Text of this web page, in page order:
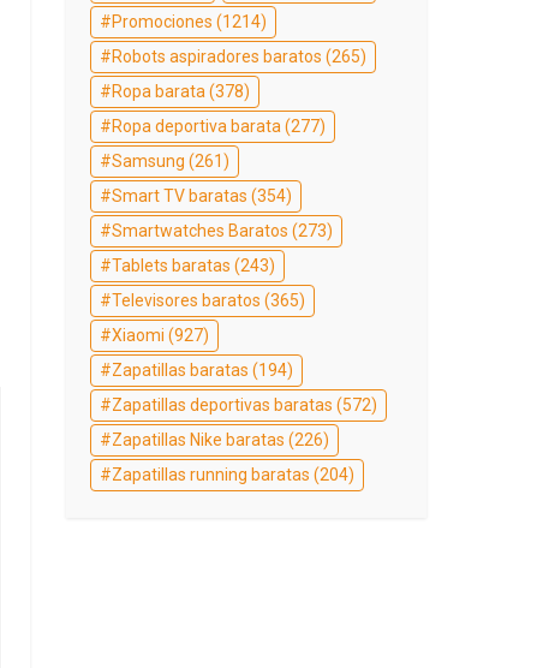
Promociones (1214)
Robots aspiradores baratos (265)
Ropa barata (378)
Ropa deportiva barata (277)
Samsung (261)
Smart TV baratas (354)
Smartwatches Baratos (273)
Tablets baratas (243)
Televisores baratos (365)
Xiaomi (927)
Zapatillas baratas (194)
Zapatillas deportivas baratas (572)
Zapatillas Nike baratas (226)
Zapatillas running baratas (204)